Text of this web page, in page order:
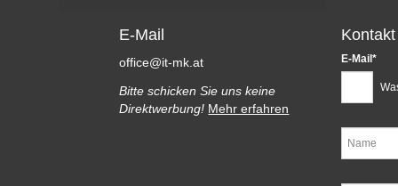
E-Mail
office@it-mk.at
Bitte schicken Sie uns keine
Direktwerbung! Mehr erfahren
Kontakt
Pflichtfeld
E-Mail*